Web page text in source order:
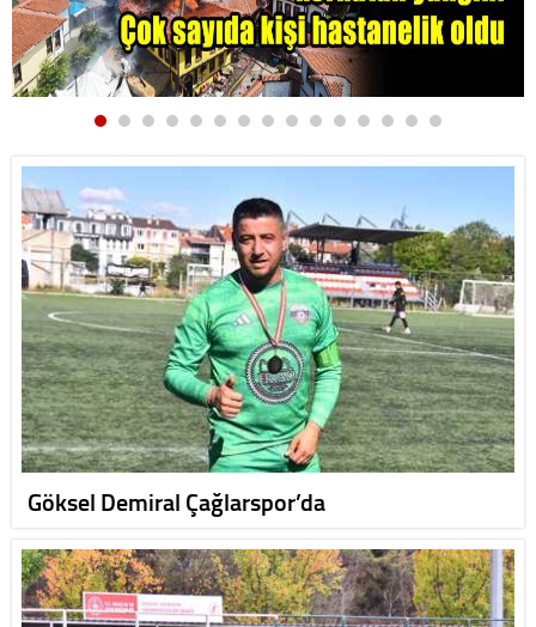
Göksel Demiral Çağlarspor’da